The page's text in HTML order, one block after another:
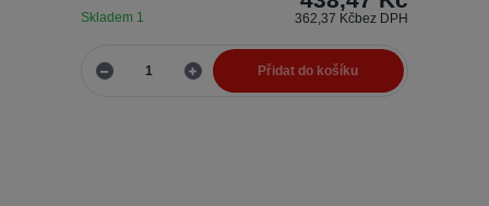
362,37 Kčbez DPH
Skladem 1
Přidat do košíku